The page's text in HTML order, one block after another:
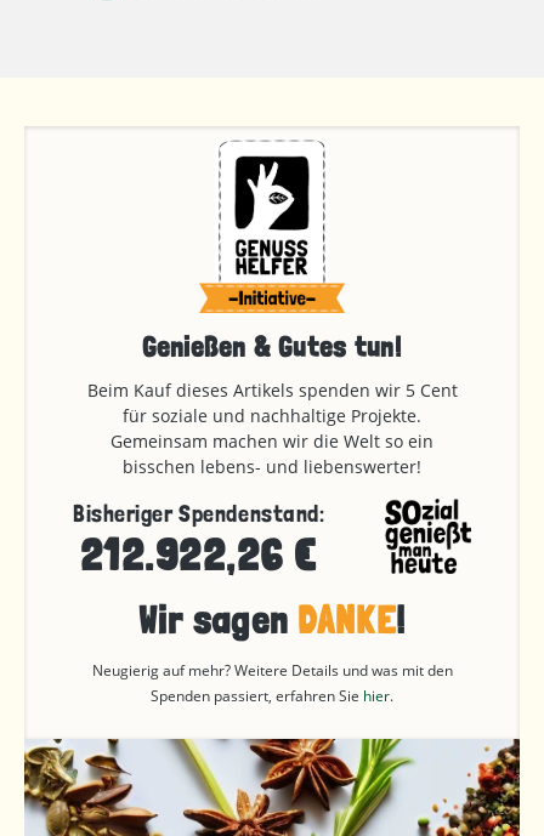
Genießen & Gutes tun!
Beim Kauf dieses Artikels spenden wir 5 Cent
für soziale und nachhaltige Projekte.
Gemeinsam machen wir die Welt so ein
bisschen lebens- und liebenswerter!
Bisheriger Spendenstand:
212.922,26 €
Wir sagen DANKE!
Neugierig auf mehr? Weitere Details und was mit den
Spenden passiert, erfahren Sie hier.